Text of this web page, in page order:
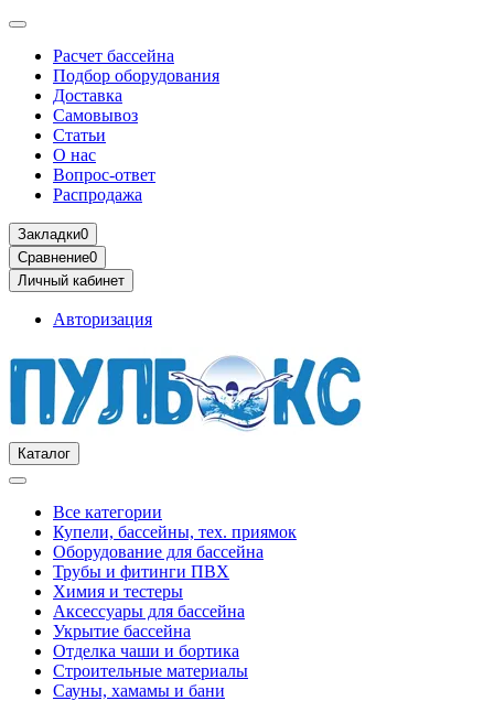
Расчет бассейна
Подбор оборудования
Доставка
Самовывоз
Статьи
О нас
Вопрос-ответ
Распродажа
Закладки0
Сравнение0
Личный кабинет
Авторизация
Каталог
Все категории
Купели, бассейны, тех. приямок
Оборудование для бассейна
Трубы и фитинги ПВХ
Химия и тестеры
Аксессуары для бассейна
Укрытие бассейна
Отделка чаши и бортика
Строительные материалы
Сауны, хамамы и бани